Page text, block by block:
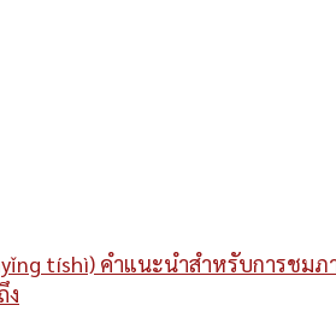
tíshì) คำแนะนำสำหรับการชม
ง